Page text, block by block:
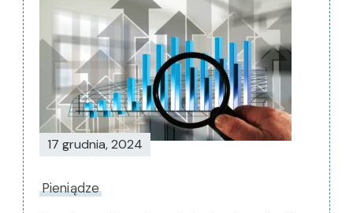
17 grudnia, 2024
Pieniądze